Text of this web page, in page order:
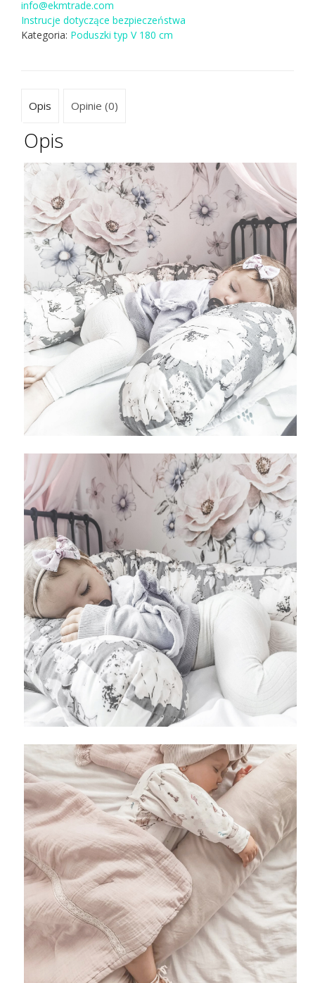
W30
info@ekmtrade.com
Instrucje dotyczące bezpieczeństwa
Kategoria: Poduszki typ V 180 cm
Opis Opinie (0)
Opis